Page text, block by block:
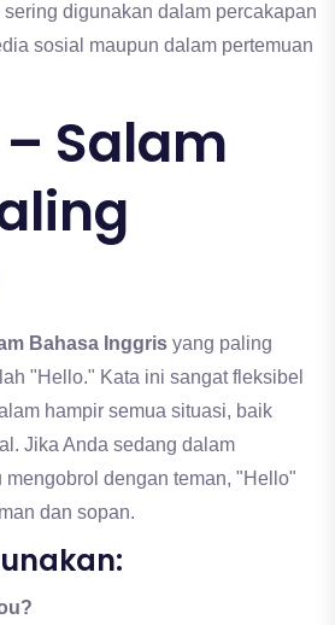
digunakan dalam percakapan
sosial maupun dalam pertemuan
– Salam
Bahasa Inggris yang paling
"Hello." Kata ini sangat fleksibel
hampir semua situasi, baik
Jika Anda sedang dalam
mengobrol dengan teman, "Hello"
dan sopan.